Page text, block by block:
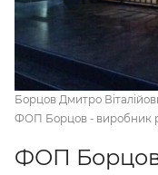
Борцов Дмитро
ФОП Борцов - виробник
ФОП Борцов